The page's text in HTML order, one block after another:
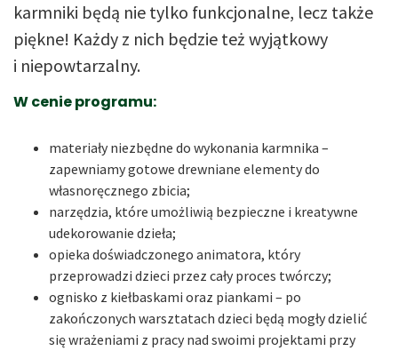
karmniki będą nie tylko funkcjonalne, lecz także
piękne! Każdy z nich będzie też wyjątkowy
i niepowtarzalny.
W cenie programu:
materiały niezbędne do wykonania karmnika –
zapewniamy gotowe drewniane elementy do
własnoręcznego zbicia;
narzędzia, które umożliwią bezpieczne i kreatywne
udekorowanie dzieła;
opieka doświadczonego animatora, który
przeprowadzi dzieci przez cały proces twórczy;
ognisko z kiełbaskami oraz piankami – po
zakończonych warsztatach dzieci będą mogły dzielić
się wrażeniami z pracy nad swoimi projektami przy